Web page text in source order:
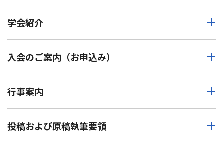
学会紹介
入会のご案内（お申込み）
行事案内
投稿および原稿執筆要領